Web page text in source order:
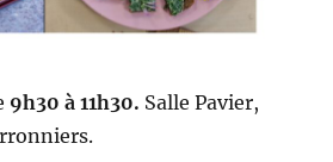
9h30 à 11h30. Salle Pavier,